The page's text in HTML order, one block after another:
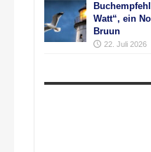
Watt“, ein
Bruun
22. Juli 2026